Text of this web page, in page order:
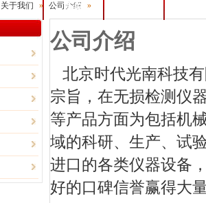
首页
关于我们 » 公司介绍 »
公司介绍
北京时代光南科技
宗旨，在无损检测仪
等产品方面为包括机
域的科研、生产、试
进口的各类仪器设备
好的口碑信誉赢得大